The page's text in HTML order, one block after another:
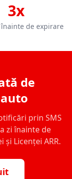
3x
de expirare
de
prin SMS
zi înainte de
și Licenței ARR.